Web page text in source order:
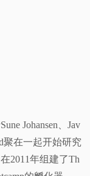
Johansen、Jav
聚在一起开始研究
2011年组建了Th